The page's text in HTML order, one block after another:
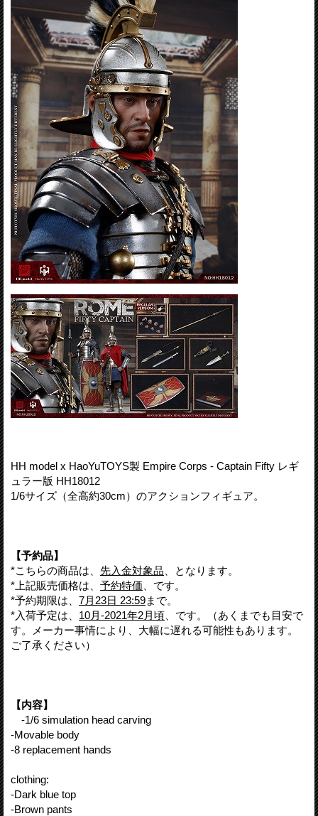
HH model x HaoYuTOYS製 Empire Corps - Captain Fifty レギ
ュラー版 HH18012
1/6サイズ（全高約30cm）のアクションフィギュア。
【予約品】
*こちらの商品は、 先入金対象品 、となります。
*上記販売価格は、 予約特価 、です。
*予約期限は、 7月23日 23:59まで。
*入荷予定は、 10月-2021年2月頃 、です。（あくまでも目安で
す。メーカー事情により、大幅に遅れる可能性もあります。
ご了承ください）
【内容】
-1/6 simulation head carving
-Movable body
-8 replacement hands
clothing:
-Dark blue top
-Brown pants